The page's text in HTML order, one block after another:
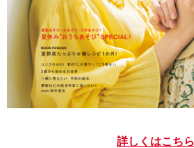
詳しくはこちら